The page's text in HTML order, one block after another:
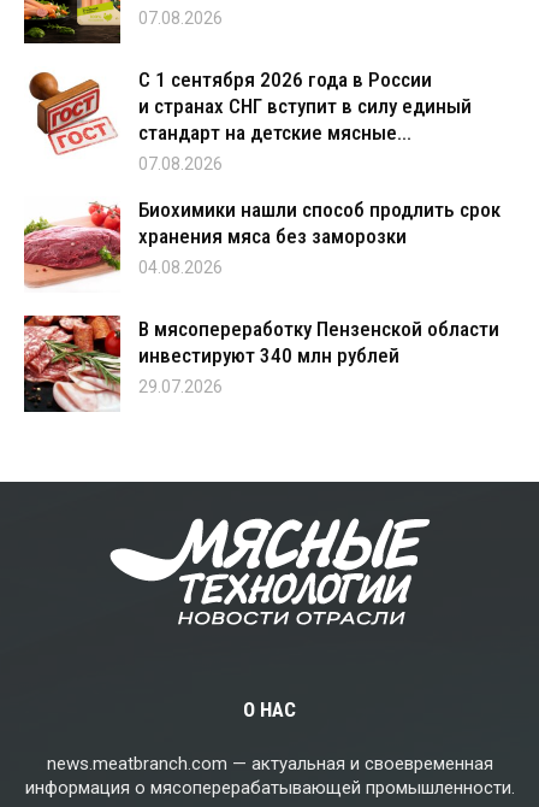
07.08.2026
С 1 сентября 2026 года в России
и странах СНГ вступит в силу единый
стандарт на детские мясные...
07.08.2026
Биохимики нашли способ продлить срок
хранения мяса без заморозки
04.08.2026
В мясопереработку Пензенской области
инвестируют 340 млн рублей
29.07.2026
О НАС
news.meatbranch.com — актуальная и своевременная
информация о мясоперерабатывающей промышленности.